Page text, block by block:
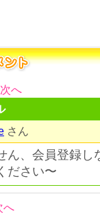
次へ
さん
ん、会員登録し
ださい〜
へ